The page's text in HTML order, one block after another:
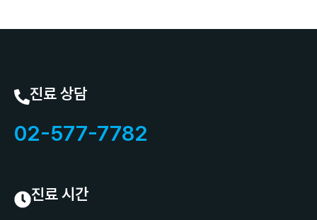
진료 상담
02-577-7782
진료 시간